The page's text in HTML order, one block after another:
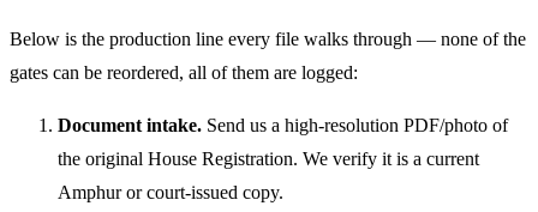
Below is the production line every file walks through — none of the
gates can be reordered, all of them are logged:
Document intake. Send us a high-resolution PDF/photo of
the original House Registration. We verify it is a current
Amphur or court-issued copy.